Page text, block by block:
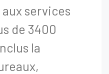
aux services
de 3400
la